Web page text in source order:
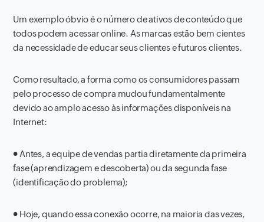
Um exemplo óbvio é o número de ativos de conteúdo que
todos podem acessar online. As marcas estão bem cientes
da necessidade de educar seus clientes e futuros clientes.
Como resultado, a forma como os consumidores passam
pelo processo de compra mudou fundamentalmente
devido ao amplo acesso às informações disponíveis na
Internet:
● Antes, a equipe de vendas partia diretamente da primeira
fase (aprendizagem e descoberta) ou da segunda fase
(identificação do problema);
● Hoje, quando essa conexão ocorre, na maioria das vezes,